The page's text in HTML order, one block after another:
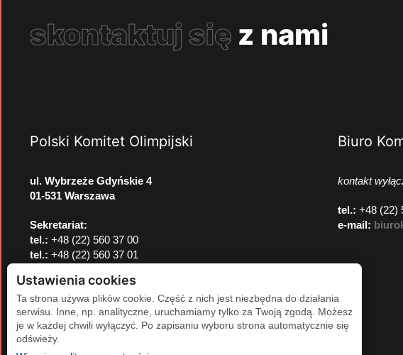
skontaktuj się z nami
Polski Komitet Olimpijski
ul. Wybrzeże Gdyńskie 4
01-531 Warszawa
Sekretariat:
tel.: +48 (22) 560 37 00
tel.: +48 (22) 560 37 01
Biuro
kontakt
tel.: +48 (22)
e-mail:
Ustawienia cookies
Ta strona używa plików cookie. Część z nich jest niezbędna do działania
serwisu. Inne, np. analityczne, uruchamiamy tylko za Twoją zgodą. Możesz
je w każdej chwili wyłączyć. Po zapisaniu wyboru strona automatycznie się
odświeży.